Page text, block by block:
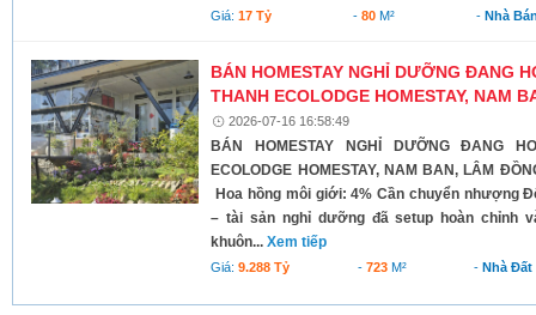
Giá:17 Tỷ -80 M² - Nhà
BÁN HOMESTAY NGHỈ DƯỠNG ĐANG
THANH ECOLODGE HOMESTAY, NAM
2026-07-16 16:58:49
BÁN HOMESTAY NGHỈ DƯỠNG ĐANG
ECOLODGE HOMESTAY, NAM BAN, LÂM
Hoa hồng môi giới: 4% Cần chuyển nhượng
– tài sản nghỉ dưỡng đã setup hoàn chỉnh
khuôn...Xem tiếp
Giá:9.288 Tỷ - 723M² - Nhà Đất